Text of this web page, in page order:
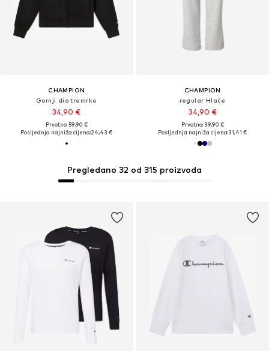
CHAMPION
Gornji dio trenirke
34,90 €
Prvotno: 59,90 €
Posljednja najniža cijena:24,43 €
CHAMPION
regular Hlače
34,90 €
Prvotno: 39,90 €
Posljednja najniža cijena:31,41 €
Pregledano 32 od 315 proizvoda